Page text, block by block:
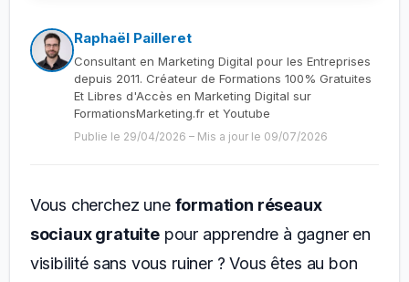
Raphaël Pailleret
Consultant en Marketing Digital pour les Entreprises
depuis 2011. Créateur de Formations 100% Gratuites
Et Libres d'Accès en Marketing Digital sur
FormationsMarketing.fr et Youtube
Publie le 29/04/2026 – Mis a jour le 09/07/2026
Vous cherchez une formation réseaux
sociaux gratuitepour apprendre à gagner en
visibilité sans vous ruiner ? Vous êtes au bon